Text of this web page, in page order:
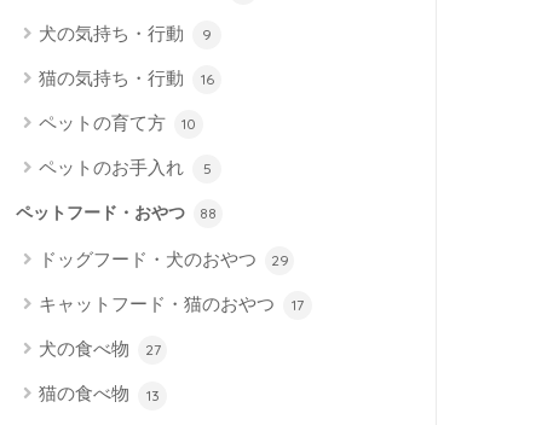
犬の気持ち・行動 9
猫の気持ち・行動 16
ペットの育て方 10
ペットのお手入れ 5
ペットフード・おやつ 88
ドッグフード・犬のおやつ 29
キャットフード・猫のおやつ 17
犬の食べ物 27
猫の食べ物 13